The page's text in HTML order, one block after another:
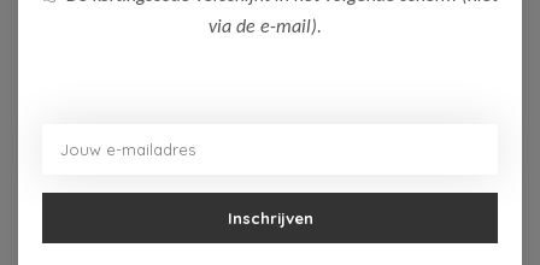
Aan verlanglijst toevoegen
Gratis verzenden vanaf 75,-
via de e-mail).
Inschrijven